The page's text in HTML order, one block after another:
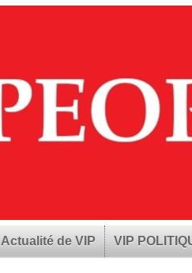
Actualité de VIP VIP